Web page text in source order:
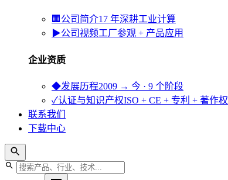
🏢 公司简介17 年深耕工业计算
▶公司视频工厂参观 + 产品应用
企业资质
◆发展历程2009 → 今 · 9 个阶段
✓认证与知识产权ISO + CE + 专利 + 著作权
联系我们
下载中心